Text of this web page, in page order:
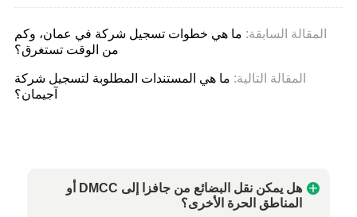
المقالة السابقة: ما هي خطوات تسجيل شركة في عمان، وكم
من الوقت تستغرق؟
المقالة التالية: ما هي المستندات المطلوبة لتسجيل شركة
آجيمان؟
هل يمكن نقل البضائع من جافزا إلى DMCC أو
المناطق الحرة الأخرى؟